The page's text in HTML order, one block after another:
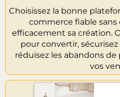
Choisissez la bonne
commerce fiable sans
efficacement sa création.
pour convertir,
réduisez les abandons
vos